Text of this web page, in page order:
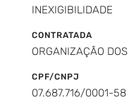
INEXIGIBILIDADE
CONTRATADA
ORGANIZAÇÃO
CPF/CNPJ
07.687.716/0001-58